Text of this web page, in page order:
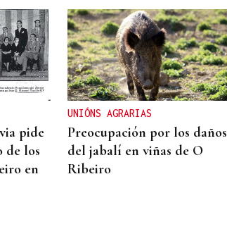
pide
de los
en
UNIÓNS AGRARIAS
Preocupación por los daños
del jabalí en viñas de O
Ribeiro